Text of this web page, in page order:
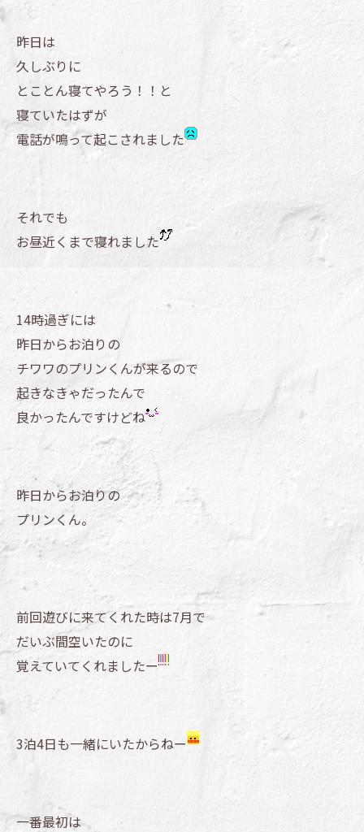
昨日は
久しぶりに
とことん寝てやろう！！と
寝ていたはずが
電話が鳴って起こされました
それでも
お昼近くまで寝れました
14時過ぎには
昨日からお泊りの
チワワのプリンくんが来るので
起きなきゃだったんで
良かったんですけどね
昨日からお泊りの
プリンくん。
前回遊びに来てくれた時は7月で
だいぶ間空いたのに
覚えていてくれましたー
3泊4日も一緒にいたからねー
一番最初は